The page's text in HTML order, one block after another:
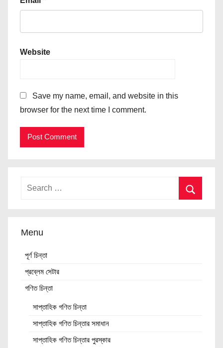
Website
Save my name, email, and website in this
browser for the next time I comment.
Menu
পূর্ণ চিন্তা
প্রব্লেম সেটার
গণিত চিন্তা
সাপ্তাহিক গণিত চিন্তা
সাপ্তাহিক গণিত চিন্তার সমাধান
সাপ্তাহিক গণিত চিন্তার পুরস্কার